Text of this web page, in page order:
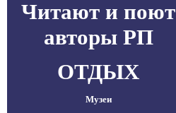
Читают и поют
авторы РП
ОТДЫХ
Музеи